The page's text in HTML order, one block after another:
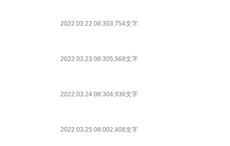
2022.03.22 08:303,754文字
2022.03.23 08:305,568文字
2022.03.24 08:304,936文字
2022.03.25 08:002,408文字